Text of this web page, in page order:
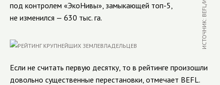
под контролем «ЭкоНивы», замыкающей топ-5,
не изменился — 630 тыс. га.
Если не считать первую десятку, то в рейтинге произошли
довольно существенные перестановки, отмечает BEFL.